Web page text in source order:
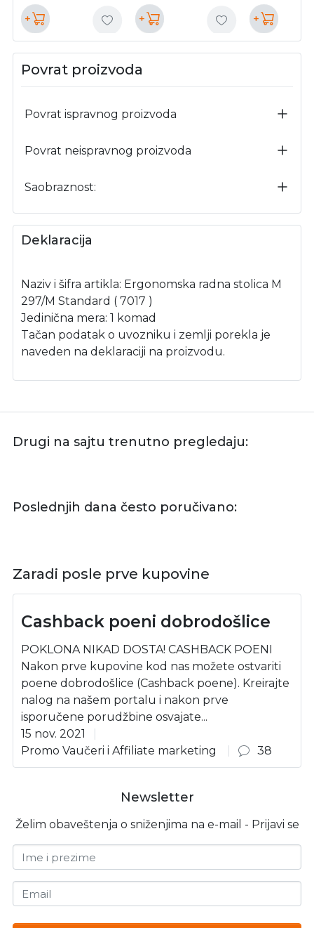
+ + +
Povrat proizvoda
Povrat ispravnog proizvoda
Povrat neispravnog proizvoda
Saobraznost:
Deklaracija
Naziv i šifra artikla: Ergonomska radna stolica M
297/M Standard ( 7017 )
Jedinična mera: 1 komad
Tačan podatak o uvozniku i zemlji porekla je
naveden na deklaraciji na proizvodu.
Drugi na sajtu trenutno pregledaju:
Poslednjih dana često poručivano:
Zaradi posle prve kupovine
Cashback poeni dobrodošlice
POKLONA NIKAD DOSTA! CASHBACK POENI
Nakon prve kupovine kod nas možete ostvariti
poene dobrodošlice (Cashback poene). Kreirajte
nalog na našem portalu i nakon prve
isporučene porudžbine osvajate...
15 nov. 2021
Promo Vaučeri i Affiliate marketing
38
Newsletter
Želim obaveštenja o sniženjima na e-mail - Prijavi se
Ime i prezime
Email